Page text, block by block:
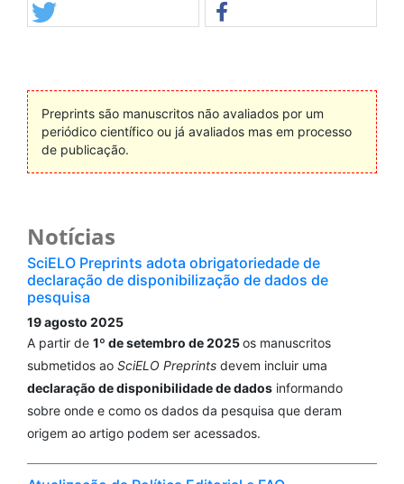
Preprints são manuscritos não avaliados por um
periódico científico ou já avaliados mas em processo
de publicação.
Notícias
SciELO Preprints adota obrigatoriedade de
declaração de disponibilização de dados de
pesquisa
19 agosto 2025
A partir de 1º de setembro de 2025os manuscritos
submetidos ao SciELO Preprints devem incluir uma
declaração de disponibilidade de dados informando
sobre onde e como os dados da pesquisa que deram
origem ao artigo podem ser acessados.